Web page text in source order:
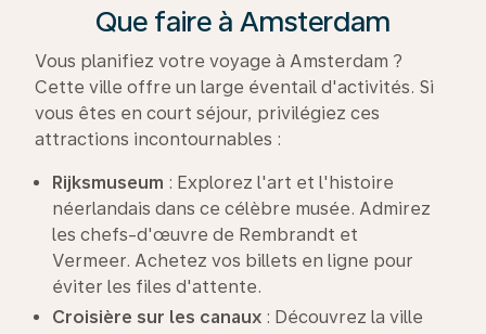
Que faire à Amsterdam
Vous planifiez votre voyage à Amsterdam ?
Cette ville offre un large éventail d'activités. Si
vous êtes en court séjour, privilégiez ces
attractions incontournables :
Rijksmuseum : Explorez l'art et l'histoire
néerlandais dans ce célèbre musée. Admirez
les chefs-d'œuvre de Rembrandt et
Vermeer. Achetez vos billets en ligne pour
éviter les files d'attente.
Croisière sur les canaux : Découvrez la ville